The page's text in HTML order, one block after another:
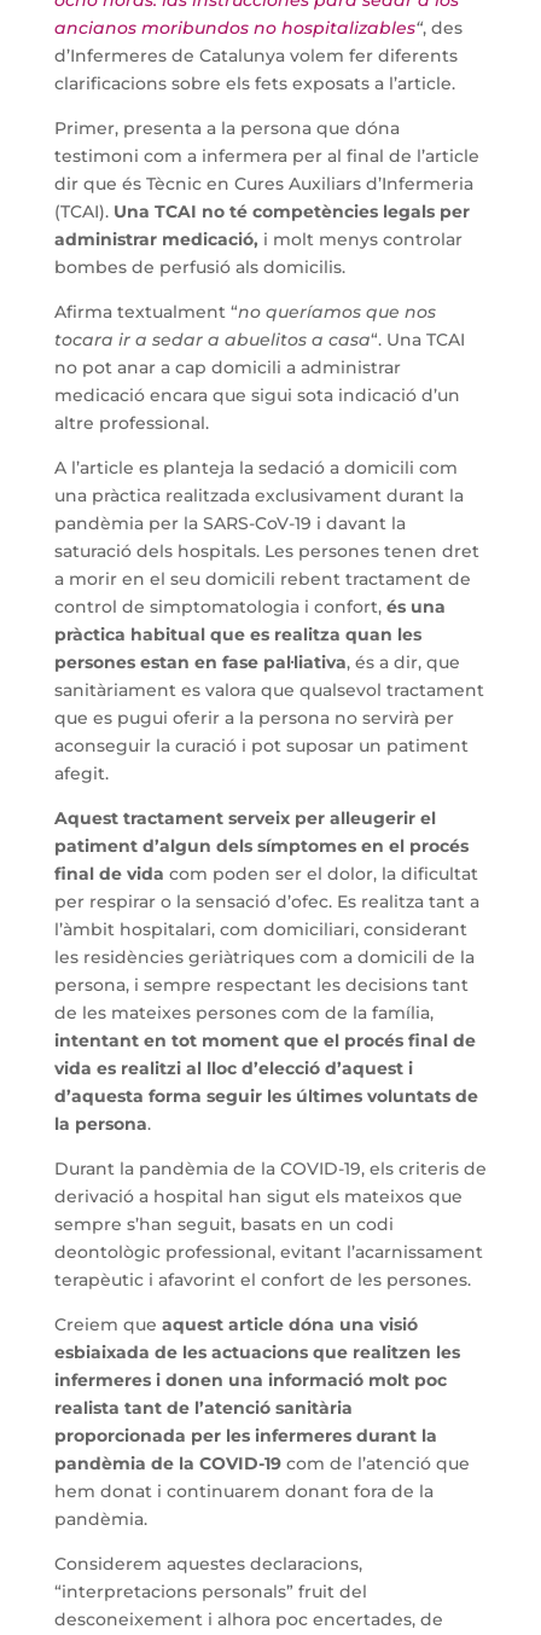
ancianos moribundos no hospitalizables“, des
d’Infermeres de Catalunya volem fer diferents
clarificacions sobre els fets exposats a l’article.
Primer, presenta a la persona que dóna
testimoni com a infermera per al final de l’article
dir que és Tècnic en Cures Auxiliars d’Infermeria
(TCAI). Una TCAI no té competències legals per
administrar medicació, i molt menys controlar
bombes de perfusió als domicilis.
Afirma textualment “no queríamos que nos
tocara ir a sedar a abuelitos a casa“. Una TCAI
no pot anar a cap domicili a administrar
medicació encara que sigui sota indicació d’un
altre professional.
A l’article es planteja la sedació a domicili com
una pràctica realitzada exclusivament durant la
pandèmia per la SARS-CoV-19 i davant la
saturació dels hospitals. Les persones tenen dret
a morir en el seu domicili rebent tractament de
control de simptomatologia i confort, és una
pràctica habitual que es realitza quan les
persones estan en fase pal·liativa, és a dir, que
sanitàriament es valora que qualsevol tractament
que es pugui oferir a la persona no servirà per
aconseguir la curació i pot suposar un patiment
afegit.
Aquest tractament serveix per alleugerir el
patiment d’algun dels símptomes en el procés
final de vida com poden ser el dolor, la dificultat
per respirar o la sensació d’ofec. Es realitza tant a
l’àmbit hospitalari, com domiciliari, considerant
les residències geriàtriques com a domicili de la
persona, i sempre respectant les decisions tant
de les mateixes persones com de la família,
intentant en tot moment que el procés final de
vida es realitzi al lloc d’elecció d’aquest i
d’aquesta forma seguir les últimes voluntats de
la persona.
Durant la pandèmia de la COVID-19, els criteris de
derivació a hospital han sigut els mateixos que
sempre s’han seguit, basats en un codi
deontològic professional, evitant l’acarnissament
terapèutic i afavorint el confort de les persones.
Creiem que aquest article dóna una visió
esbiaixada de les actuacions que realitzen les
infermeres i donen una informació molt poc
realista tant de l’atenció sanitària
proporcionada per les infermeres durant la
pandèmia de la COVID-19com de l’atenció que
hem donat i continuarem donant fora de la
pandèmia.
Considerem aquestes declaracions,
“interpretacions personals” fruit del
desconeixement i alhora poc encertades, de